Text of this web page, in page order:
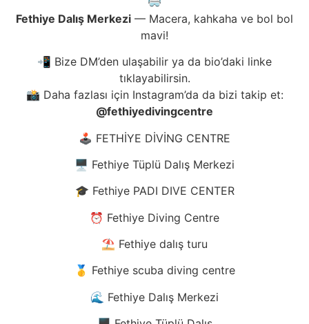
Fethiye Dalış Merkezi — Macera, kahkaha ve bol bol
mavi!
📲 Bize DM’den ulaşabilir ya da bio’daki linke
tıklayabilirsin.
📸 Daha fazlası için Instagram’da da bizi takip et:
@fethiyedivingcentre
🕹️ FETHİYE DİVİNG CENTRE
🖥️ Fethiye Tüplü Dalış Merkezi
🎓 Fethiye PADI DIVE CENTER
⏰ Fethiye Diving Centre
⛱️ Fethiye dalış turu
🥇 Fethiye scuba diving centre
🌊 Fethiye Dalış Merkezi